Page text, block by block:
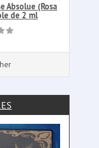
Absolue (Rosa
de 2 ml